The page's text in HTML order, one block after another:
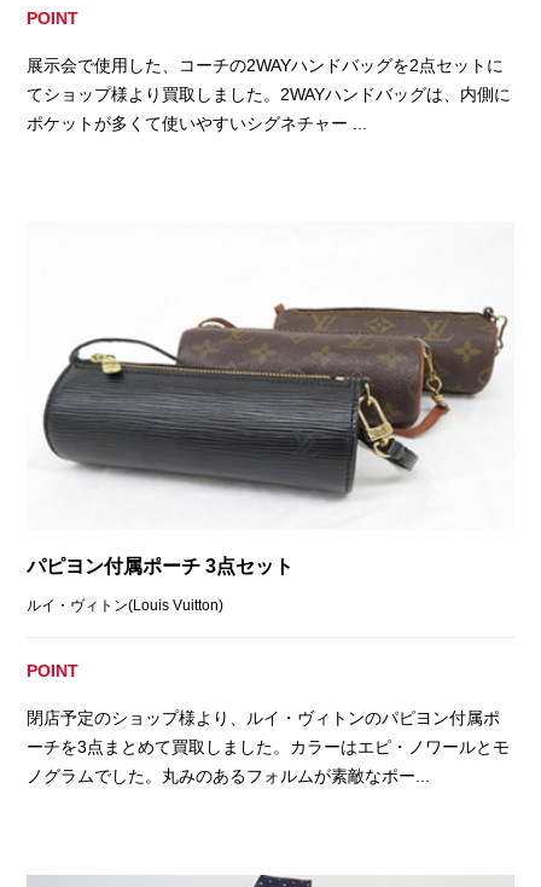
POINT
展示会で使用した、コーチの2WAYハンドバッグを2点セットに
てショップ様より買取しました。2WAYハンドバッグは、内側に
ポケットが多くて使いやすいシグネチャー ...
パピヨン付属ポーチ 3点セット
ルイ・ヴィトン(Louis Vuitton)
POINT
閉店予定のショップ様より、ルイ・ヴィトンのパピヨン付属ポ
ーチを3点まとめて買取しました。カラーはエピ・ノワールとモ
ノグラムでした。丸みのあるフォルムが素敵なポー...